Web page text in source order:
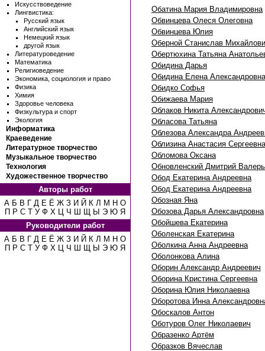
Искусствоведение
Лингвистика:
Русский язык
Английский язык
Немецкий язык
другой язык
Литературоведение
Математика
Религиоведение
Экономика, социология и право
Физика
Химия
Здоровье человека
Физкультура и спорт
Экология
Информатика
Краеведение
Литературное творчество
Музыкальное творчество
Технология
Художественное творчество
Авторы работ
А Б В Г Д Е Ё Ж З И Й К Л М Н О
П Р С Т У Ф Х Ц Ч Ш Щ Ы Э Ю Я
Руководители работ
А Б В Г Д Е Ё Ж З И Й К Л М Н О
П Р С Т У Ф Х Ц Ч Ш Щ Ы Э Ю Я
Обатина Мария Владимировна
Обвинцева Олеся Олеговна
Обвинцева Юлия
Оберной Станислав
Обертюхина Татьяна
Обидина Дарья
Обидина Елена Александровна
Обидко Софья
Обижаева Мария
Облаков Никита
Обласова Татьяна
Облезова Александра
Облизина Анастасия Сергеевна
Обломова Оксана
Обновленский Дмитрий
Обод Екатерина Андреевна
Обод Екатерина Андреевна
Обозная Яна
Обозова Дарья Александровна
Обойшева Екатерина
Оболенская Екатерина
Оболкина Анна Андреевна
Оболонкова Алина
Оборин Александр Андреевич
Оборина Кристина Сергеевна
Оборина Юлия Николаевна
Оборотова Инна
Обоскалов Антон
Оботуров Олег Николаевич
Образенко Артём
Образков Вячеслав